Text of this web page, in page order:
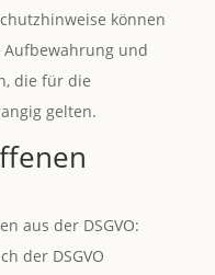
können
und
die für die
gelten.
aus der DSGVO:
der DSGVO